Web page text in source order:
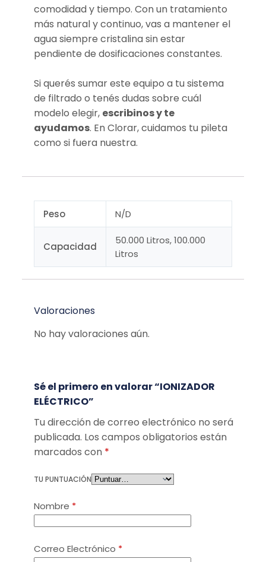
comodidad y tiempo. Con un tratamiento
más natural y continuo, vas a mantener el
agua siempre cristalina sin estar
pendiente de dosificaciones constantes.
Si querés sumar este equipo a tu sistema
de filtrado o tenés dudas sobre cuál
modelo elegir, escribinos y te
ayudamos. En Clorar, cuidamos tu pileta
como si fuera nuestra.
Peso N/D
Capacidad
50.000 Litros, 100.000
Litros
Valoraciones
No hay valoraciones aún.
Sé el primero en valorar “IONIZADOR
ELÉCTRICO”
Tu dirección de correo electrónico no será
publicada. Los campos obligatorios están
marcados con *
TU PUNTUACIÓN
Nombre *
Correo Electrónico *